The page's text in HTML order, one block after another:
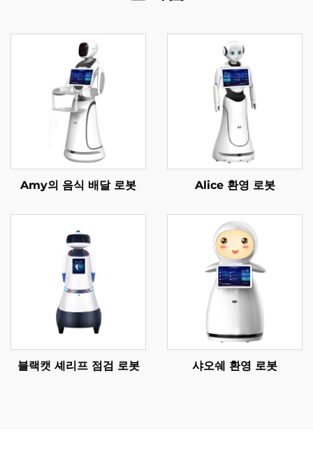
Amy의 음식 배달 로봇 Alice 환영 로봇
블랙캣 셰리프 점검 로봇 샤오쉐 환영 로봇